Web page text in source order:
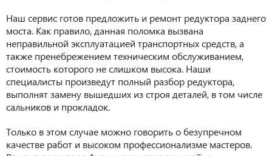
Наш сервис готов предложить и ремонт редуктора заднего
моста. Как правило, данная поломка вызвана
неправильной эксплуатацией транспортных средств, а
также пренебрежением техническим обслуживанием,
стоимость которого не слишком высока. Наши
специалисты произведут полный разбор редуктора,
выполнят замену вышедших из строя деталей, в том числе
сальников и прокладок.
Только в этом случае можно говорить о безупречном
качестве работ и высоком профессионализме мастеров.